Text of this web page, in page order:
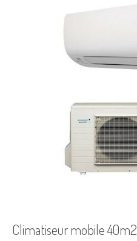
Climatiseur mobile 40m2